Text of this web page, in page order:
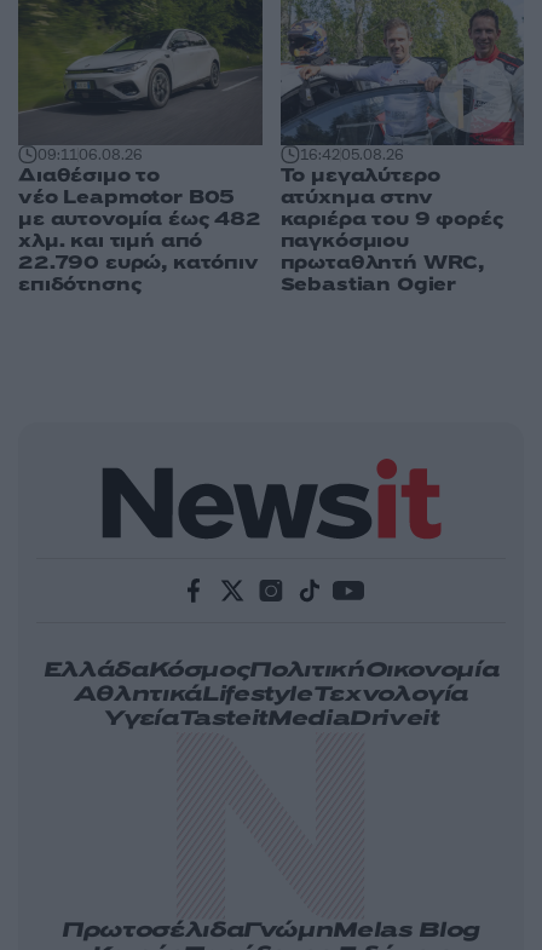
09:1106.08.26
Διαθέσιμο το
νέο Leapmotor B05
με αυτονομία έως 482
χλμ. και τιμή από
22.790 ευρώ, κατόπιν
επιδότησης
16:4205.08.26
Το μεγαλύτερο
ατύχημα στην
καριέρα του 9 φορές
παγκόσμιου
πρωταθλητή WRC,
Sebastian Ogier
ΕλλάδαΚόσμοςΠολιτικήΟικονομία
ΑθλητικάLifestyleΤεχνολογία
ΥγείαTasteitMediaDriveit
ΠρωτοσέλιδαΓνώμηMelas Blog